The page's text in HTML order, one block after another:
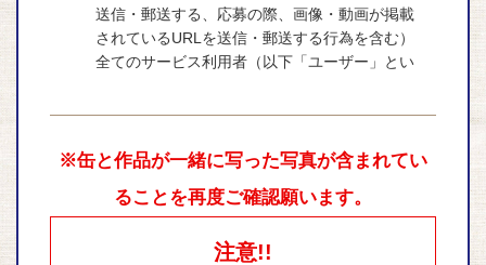
送信・郵送する、応募の際、画像・動画が掲載
されているURLを送信・郵送する行為を含む）
全てのサービス利用者（以下「ユーザー」とい
ユーザーは本利用規約に基づいて本サービスを
ユーザーは本サービスを利用することにより、
本利用規約の内容に同意したものとみなしま
す。
運営者は運営者自身の判断により、本利用規約
※缶と作品が一緒に写った写真が含まれてい
ることを再度ご確認願います。
注意!!